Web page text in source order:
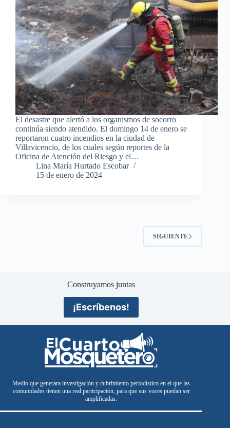
El desastre que alertó a los organismos de socorro
continúa siendo atendido. El domingo 14 de enero se
reportaron cuatro incendios en la ciudad de
Villavicencio, de los cuales según reportes de la
Oficina de Atención del Riesgo y el…
Lina María Hurtado Escobar
15 de enero de 2024
SIGUIENTE
Construyamos juntas
¡Escríbenos!
Medio que generara investigación y cubrimiento periodístico en el que las
comunidades tienen una real participación, para que sus voces puedan ser
amplificadas.